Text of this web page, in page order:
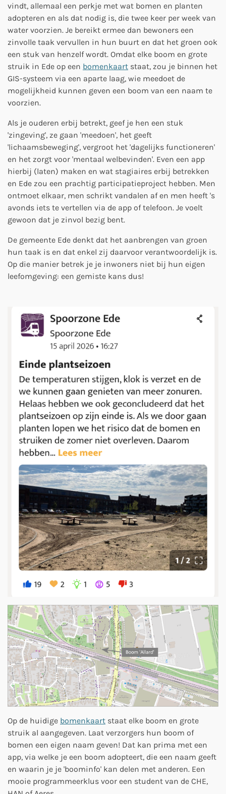
vindt, allemaal een perkje met wat bomen en planten
adopteren en als dat nodig is, die twee keer per week van
water voorzien. Je bereikt ermee dan bewoners een
zinvolle taak vervullen in hun buurt en dat het groen ook
een stuk van henzelf wordt. Omdat elke boom en grote
struik in Ede op een bomenkaart staat, zou je binnen het
GIS-systeem via een aparte laag, wie meedoet de
mogelijkheid kunnen geven een boom van een naam te
voorzien.
Als je ouderen erbij betrekt, geef je hen een stuk
'zingeving', ze gaan 'meedoen', het geeft
'lichaamsbeweging', vergroot het 'dagelijks functioneren'
en het zorgt voor 'mentaal welbevinden'. Even een app
hierbij (laten) maken en wat stagiaires erbij betrekken
en Ede zou een prachtig participatieproject hebben. Men
ontmoet elkaar, men schrikt vandalen af en men heeft 's
avonds iets te vertellen via de app of telefoon. Je voelt
gewoon dat je zinvol bezig bent.
De gemeente Ede denkt dat het aanbrengen van groen
hun taak is en dat enkel zij daarvoor verantwoordelijk is.
Op die manier betrek je je inwoners niet bij hun eigen
leefomgeving: een gemiste kans dus!
Op de huidige bomenkaart staat elke boom en grote
struik al aangegeven. Laat verzorgers hun boom of
bomen een eigen naam geven! Dat kan prima met een
app, via welke je een boom adopteert, die een naam geeft
en waarin je je 'boominfo' kan delen met anderen. Een
mooie programmeerklus voor een student van de CHE,